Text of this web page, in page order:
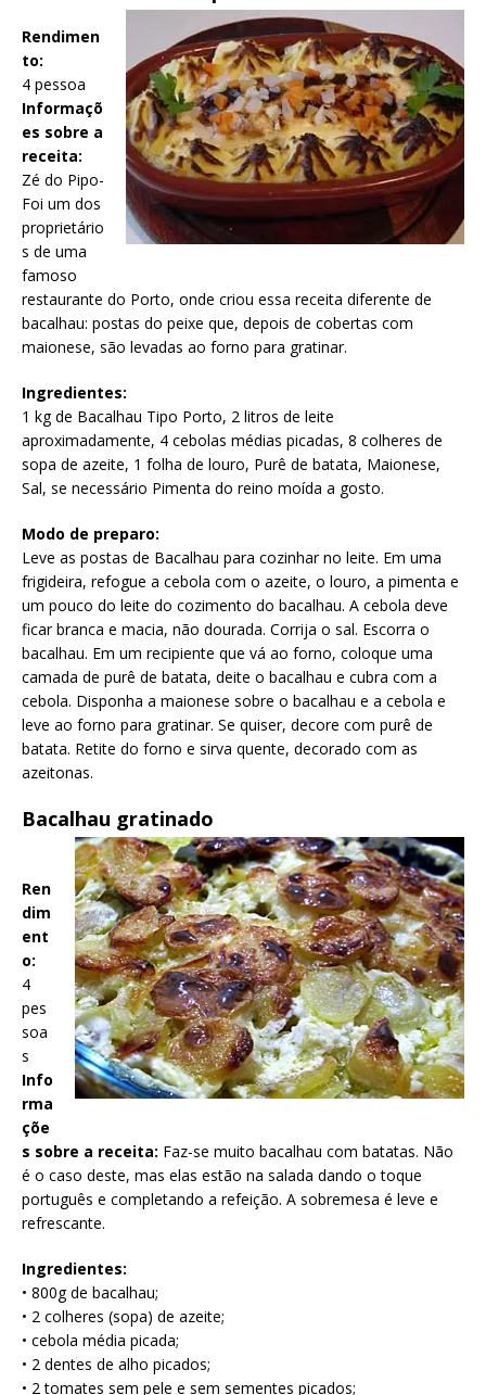
Rendimen
to:
4 pessoa
Informaçõ
es sobre a
receita:
Zé do Pipo-
Foi um dos
proprietário
s de uma
famoso
restaurante do Porto, onde criou essa receita diferente de
bacalhau: postas do peixe que, depois de cobertas com
maionese, são levadas ao forno para gratinar.
Ingredientes:
1 kg de Bacalhau Tipo Porto, 2 litros de leite
aproximadamente, 4 cebolas médias picadas, 8 colheres de
sopa de azeite, 1 folha de louro, Purê de batata, Maionese,
Sal, se necessário Pimenta do reino moída a gosto.
Modo de preparo:
Leve as postas de Bacalhau para cozinhar no leite. Em uma
frigideira, refogue a cebola com o azeite, o louro, a pimenta e
um pouco do leite do cozimento do bacalhau. A cebola deve
ficar branca e macia, não dourada. Corrija o sal. Escorra o
bacalhau. Em um recipiente que vá ao forno, coloque uma
camada de purê de batata, deite o bacalhau e cubra com a
cebola. Disponha a maionese sobre o bacalhau e a cebola e
leve ao forno para gratinar. Se quiser, decore com purê de
batata. Retite do forno e sirva quente, decorado com as
azeitonas.
Bacalhau gratinado
Ren
dim
ent
o:
4
pes
soa
s
Info
rma
çõe
s sobre a receita: Faz-se muito bacalhau com batatas. Não
é o caso deste, mas elas estão na salada dando o toque
português e completando a refeição. A sobremesa é leve e
refrescante.
Ingredientes:
• 800g de bacalhau;
• 2 colheres (sopa) de azeite;
• cebola média picada;
• 2 dentes de alho picados;
• 2 tomates sem pele e sem sementes picados;